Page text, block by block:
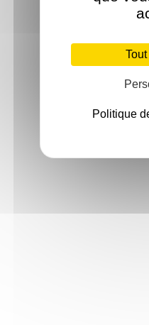
Politique